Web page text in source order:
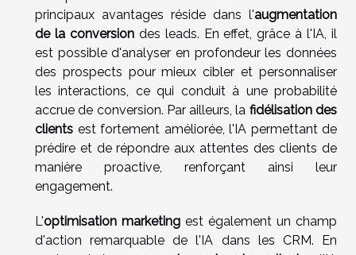
principaux avantages réside dans l'augmentation
de la conversiondes leads. En effet, grâce à l'IA, il
est possible d'analyser en profondeur les données
des prospects pour mieux cibler et personnaliser
les interactions, ce qui conduit à une probabilité
accrue de conversion. Par ailleurs, la fidélisation des
clients est fortement améliorée, l'IA permettant de
prédire et de répondre aux attentes des clients de
manière proactive, renforçant ainsi leur
engagement.
L'optimisation marketing est également un champ
d'action remarquable de l'IA dans les CRM. En